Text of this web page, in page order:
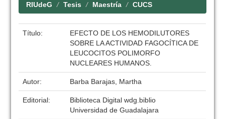
RIUdeG Tesis Maestría CUCS
Título:
EFECTO DE LOS HEMODILUTORES
SOBRE LA ACTIVIDAD FAGOCÍTICA DE
LEUCOCITOS POLIMORFO
NUCLEARES HUMANOS.
Autor: Barba Barajas, Martha
Editorial:
Biblioteca Digital wdg.biblio
Universidad de Guadalajara